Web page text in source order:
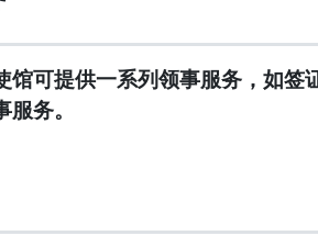
可提供一系列领事服务，如
务。